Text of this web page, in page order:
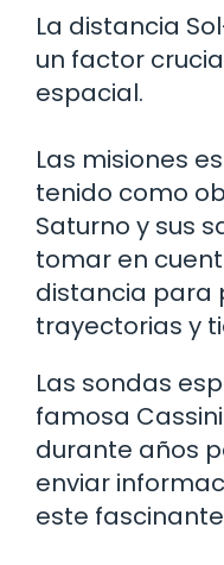
La distancia
un factor
espacial.
Las misiones
tenido como
Saturno y sus
tomar en
distancia para
trayectorias y
Las sondas
famosa
durante años
enviar
este